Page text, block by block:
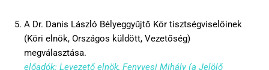
A Dr. Danis László Bélyeggyűjtő Kör tisztségviselőinek
(Köri elnök, Országos küldött, Vezetőség)
megválasztása.
előadók: Levezető elnök, Fenyvesi Mihály (a Jelölő